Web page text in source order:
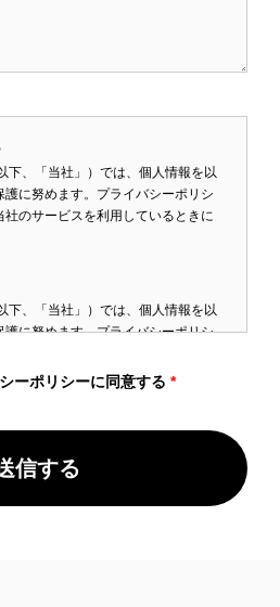
下、「当社」）では、個人情報を以
に努めます。プライバシーポリシ
のサービスを利用しているときに
下、「当社」）では、個人情報を以
に努めます。プライバシーポリシ
ーポリシーに同意する *